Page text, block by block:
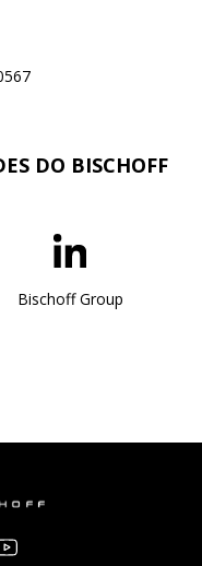
DO BISCHOFF
Bischoff Group